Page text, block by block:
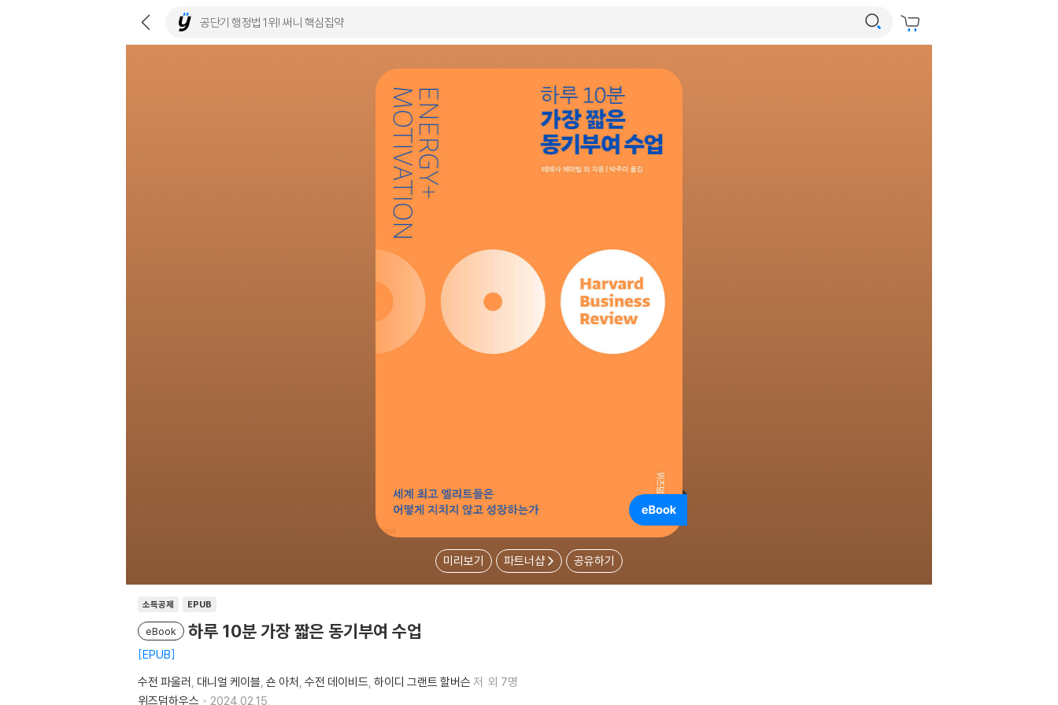
미리보기 파트너샵 공유하기
소득공제 EPUB
eBook 하루 10분 가장 짧은 동기부여 수업
EPUB
수전 파울러 대니얼 케이블 숀 아처 수전 데이비드 하이디 그랜트 할버슨 저 외 7명
위즈덤하우스
2024.02.15.